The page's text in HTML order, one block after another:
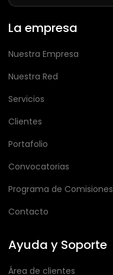
La empresa
Nuestra Empresa
Nuestra Red
Servicios
Clientes
Portafolio
Convocatorias
Programa de Comisiones
Contacto
Ayuda y Soporte
Área de clientes